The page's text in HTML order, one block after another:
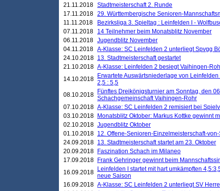
21.11.2018 Stadtmeisterschaft 2. Runde
17.11.2018 29. Württembergische Senioren-
11.11.2018
Bezirksliga 3. Spieltag : Leinfelden I -
07.11.2018
14 Teilnehmer beim Monatsblitz November
06.11.2018 Jugendblitz November
04.11.2018 A-Klasse: SC Leinfelden 2 unterliegt Spvgg
24.10.2018 13. Stadtmeisterschaft gestartet
21.10.2018 A-Klasse: Leinfelden 2 besiegt Vaihingen-
14.10.2018
Erwartete Auswärtsniederlage von
2,5 : 5,5
08.10.2018
Fünftes Dreikönigsturnier am Sonntag, den
Schachgemeinschaft Vaihingen-Rohr
07.10.2018 A-Klasse: SC Leinfelden 2 remisiert bei
03.10.2018
Monatsblitz Oktober: Markus Kottke gewinnt
02.10.2018 Jugendblitz Oktober
01.10.2018 12. Offene-Senioren-Einzelmeisterschaft-
24.09.2018 13. Stadtmeisterschaft startet am 23. Oktober
20.09.2018
Faszination Schach im Milaneo
17.09.2018
Frank Gehringer gewinnt beim
16.09.2018
Leinfelden I startet mit hart umkämpften
neue Saison
16.09.2018 A-Klasse: SC Leinfelden 2 unterliegt SV